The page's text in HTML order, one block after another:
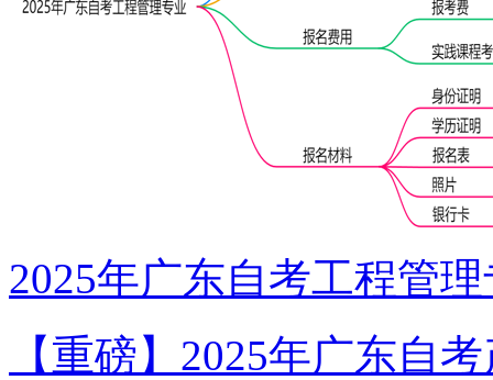
2025年广东自考工程管
【重磅】2025年广东自